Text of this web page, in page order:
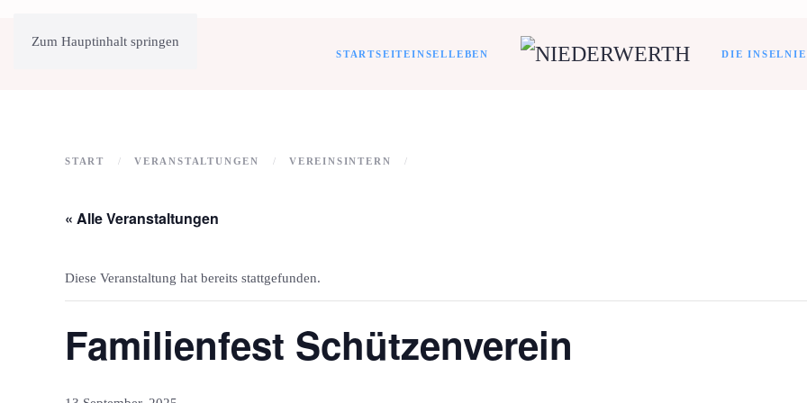
Zum Hauptinhalt springen
STARTSEITEINSELLEBEN DIE INSEL
START VERANSTALTUNGEN VEREINSINTERN
« Alle Veranstaltungen
Diese Veranstaltung hat bereits stattgefunden.
Familienfest Schützenverein